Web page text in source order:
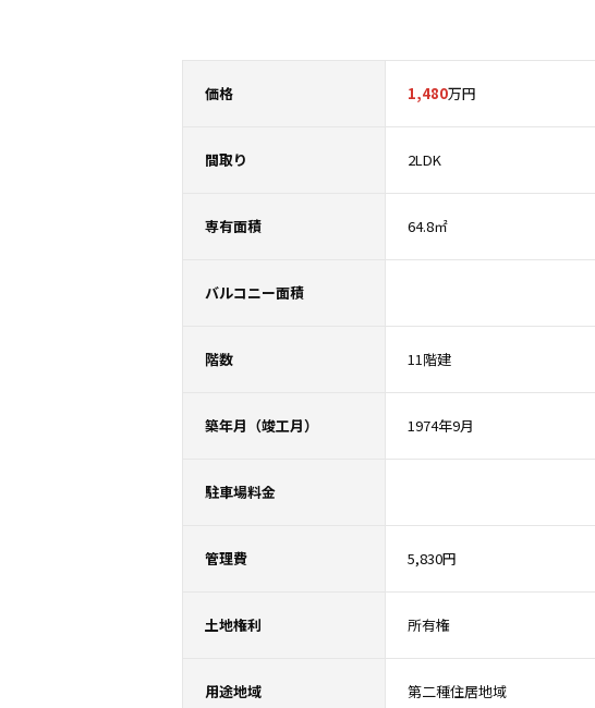
価格 1,480万円
間取り 2LDK
専有面積 64.8㎡
バルコニー面積
階数 11階建
築年月（竣工月） 1974年9月
駐車場料金
管理費 5,830円
土地権利 所有権
用途地域 第二種住居地域